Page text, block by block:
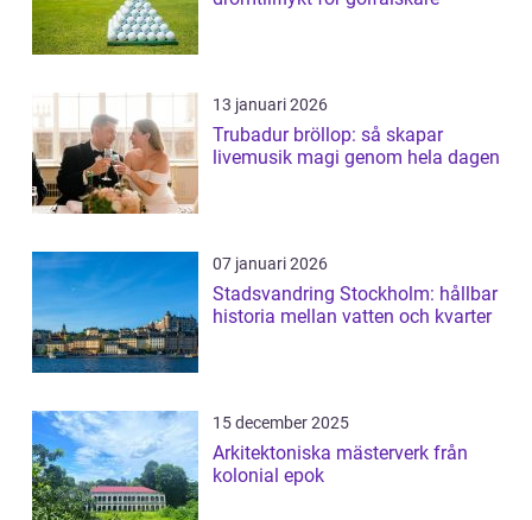
13 januari 2026
Trubadur bröllop: så skapar
livemusik magi genom hela dagen
07 januari 2026
Stadsvandring Stockholm: hållbar
historia mellan vatten och kvarter
15 december 2025
Arkitektoniska mästerverk från
kolonial epok